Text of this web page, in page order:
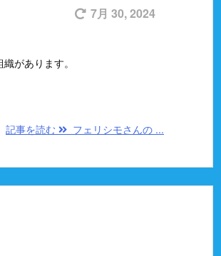
7月 30, 2024
があります。
記事を読む フェリシモさんの ...